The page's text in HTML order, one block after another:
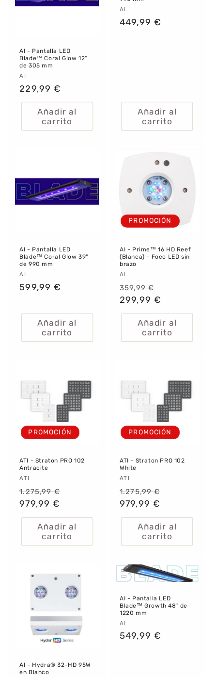
AI - Pantalla LED
Blade™ Coral Glow 12"
de 305 mm
Proveedor:
AI
Precio
habitual
229,99 €
Añadir al
carrito
Proveedor:
AI
Precio
449,99 €
Añadir al
carrito
AI - Pantalla LED
Blade™ Coral Glow 39"
de 990 mm
Proveedor:
AI
Precio
599,99 €
Añadir al
carrito
PROMOCIÓN
AI - Prime™ 16 HD Reef
(Blanca) - Foco LED sin
brazo
Proveedor:
AI
Precio
habitual
359,99 €
de
oferta
299,99 €
Añadir al
carrito
PROMOCIÓN
ATI - Straton PRO 102
Antracite
Proveedor:
ATI
Precio
habitual
1.275,99 €
oferta
979,99 €
Añadir al
carrito
PROMOCIÓN
ATI - Straton PRO 102
White
Proveedor:
ATI
Precio
habitual
1.275,99 €
oferta
979,99 €
Añadir al
carrito
AI - Hydra® 32-HD 95W
en Blanco
AI - Pantalla LED
Blade™ Growth 48" de
1220 mm
Proveedor:
AI
Precio
549,99 €